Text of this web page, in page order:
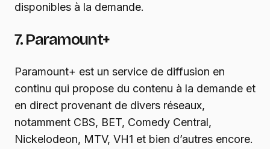
disponibles à la demande.
7. Paramount+
Paramount+ est un service de diffusion en
continu qui propose du contenu à la demande et
en direct provenant de divers réseaux,
notamment CBS, BET, Comedy Central,
Nickelodeon, MTV, VH1 et bien d’autres encore.